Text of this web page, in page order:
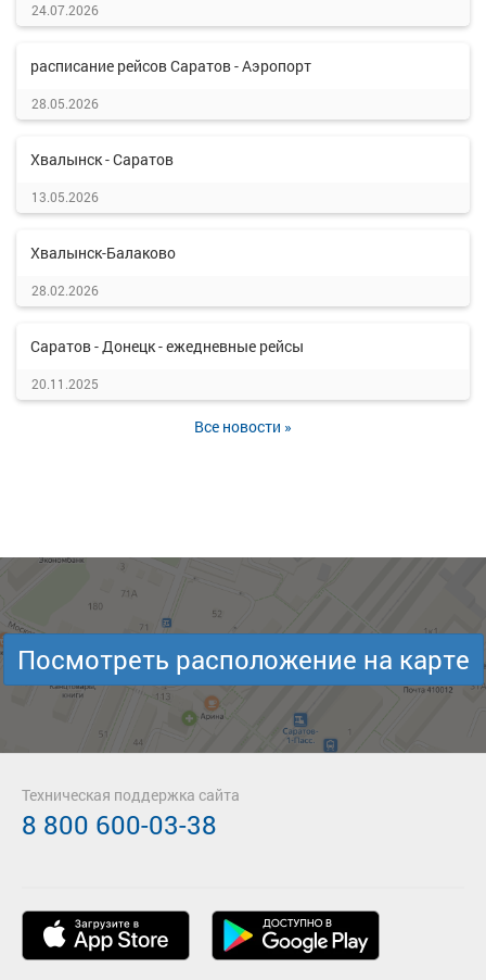
24.07.2026
расписание рейсов Саратов - Аэропорт
28.05.2026
Хвалынск - Саратов
13.05.2026
Хвалынск-Балаково
28.02.2026
Саратов - Донецк - ежедневные рейсы
20.11.2025
Все новости »
Посмотреть расположение на карте
Техническая поддержка сайта
8 800 600-03-38